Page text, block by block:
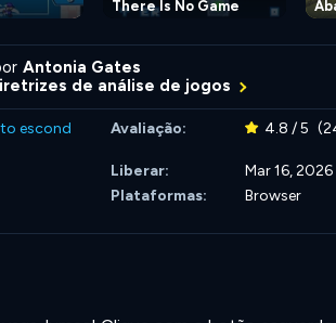
There Is No Game
Antonia Gates
de análise de jogos
escond
Avaliação: 4.8 / 5
Liberar:
Mar 16, 2026
Plataformas: Browser